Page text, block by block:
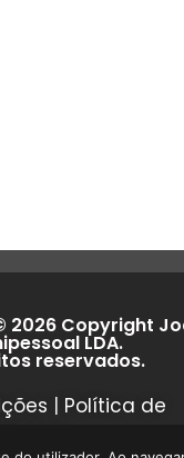
2026 Copyright
LDA.
reservados.
| Política de